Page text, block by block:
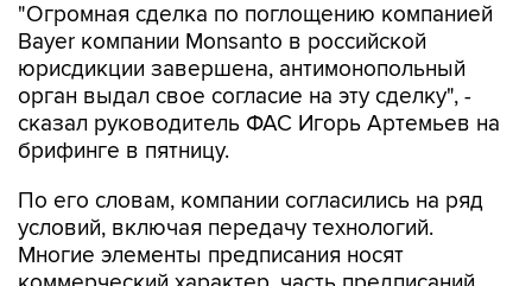
"Огромная сделка по поглощению компанией
Bayer компании Monsanto в российской
юрисдикции завершена, антимонопольный
орган выдал свое согласие на эту сделку", -
сказал руководитель ФАС Игорь Артемьев на
брифинге в пятницу.
По его словам, компании согласились на ряд
условий, включая передачу технологий.
Многие элементы предписания носят